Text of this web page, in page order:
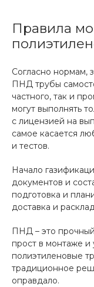
Правила
Согласно нормам,
ПНД трубы
частного, так и
могут выполнять
с лицензией на
самое касается
и тестов.
Начало
документов и
подготовка и
доставка и
ПНД – это
прост в монтаже
полиэтиленовые
традиционное
оправдало.